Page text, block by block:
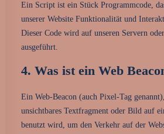
Ein Script ist ein Stück Programmcode,
unserer Website Funktionalität und
Dieser Code wird auf unseren Servern
ausgeführt.
4. Was ist ein Web
Ein Web-Beacon (auch Pixel-Tag
unsichtbares Textfragment oder Bild auf
benutzt wird, um den Verkehr auf der